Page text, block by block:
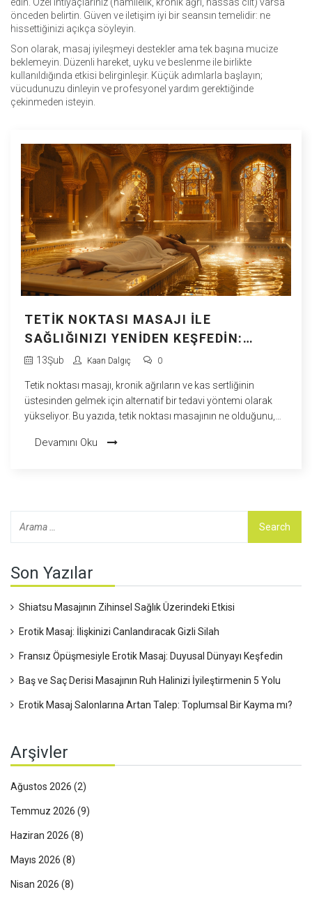
önceden belirtin. Güven ve iletişim iyi bir seansın temelidir: ne
hissettiğinizi açıkça söyleyin.
Son olarak, masaj iyileşmeyi destekler ama tek başına mucize
beklemeyin. Düzenli hareket, uyku ve beslenme ile birlikte
kullanıldığında etkisi belirginleşir. Küçük adımlarla başlayın;
vücudunuzu dinleyin ve profesyonel yardım gerektiğinde
çekinmeden isteyin.
TETIK NOKTASI MASAJI ILE
SAĞLIĞINIZI YENIDEN KEŞFEDIN:
ALTERNATIF TEDAVILERDE YENI ÇIĞIR
13Şub Kaan Dalgıç 0
Tetik noktası masajı, kronik ağrıların ve kas sertliğinin
üstesinden gelmek için alternatif bir tedavi yöntemi olarak
yükseliyor. Bu yazıda, tetik noktası masajının ne olduğunu,
ele aldık. Aynı zamanda, bu masaj tekniğini günlük
Devamını Oku
Son Yazılar
Shiatsu Masajının Zihinsel Sağlık Üzerindeki Etkisi
Erotik Masaj: İlişkinizi Canlandıracak Gizli Silah
Fransız Öpüşmesiyle Erotik Masaj: Duyusal Dünyayı Keşfedin
Baş ve Saç Derisi Masajının Ruh Halinizi İyileştirmenin 5 Yolu
Erotik Masaj Salonlarına Artan Talep: Toplumsal Bir Kayma mı?
Arşivler
Ağustos 2026 (2)
Temmuz 2026 (9)
Haziran 2026 (8)
Mayıs 2026 (8)
Nisan 2026 (8)